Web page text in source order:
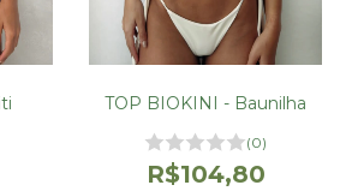
TOP BIOKINI - Baunilha
(0)
R$104,80